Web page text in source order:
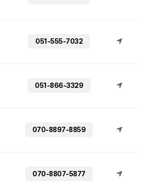
051-555-7032
051-866-3329
070-8897-8859
070-8807-5877